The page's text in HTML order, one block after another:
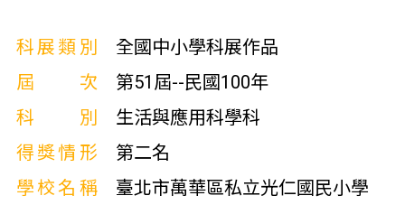
科展類別
全國中小學科展作品
屆次
第51屆--民國100年
科別
生活與應用科學科
得獎情形
第二名
學校名稱
臺北市萬華區私立光仁國民小學